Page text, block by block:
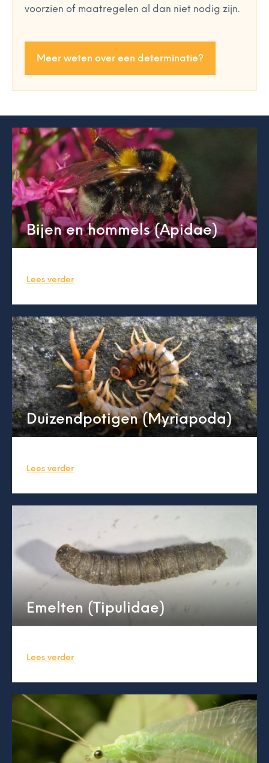
voorzien of maatregelen al dan niet nodig zijn.
Meer weten over een determinatie?
Bijen en hommels (Apidae)
Lees verder
Duizendpotigen (Myriapoda)
Lees verder
Emelten (Tipulidae)
Lees verder